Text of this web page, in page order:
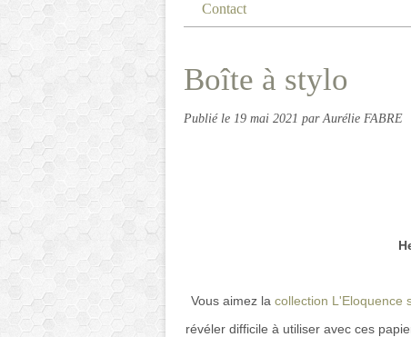
Contact
Boîte à stylo
Publié le 19 mai 2021 par Aurélie FABRE
Vous aimez la collection L'Eloquence
révéler difficile à utiliser avec ces